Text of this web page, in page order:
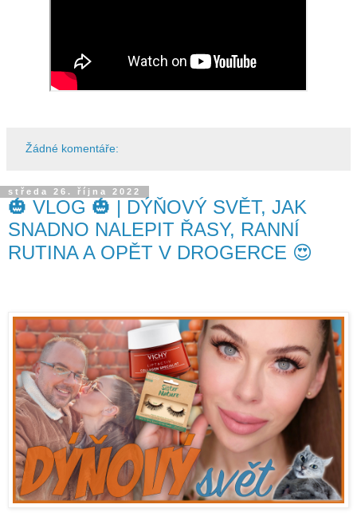
Žádné komentáře:
středa 26. října 2022
🎃 VLOG 🎃 | DÝŇOVÝ SVĚT, JAK
SNADNO NALEPIT ŘASY, RANNÍ
RUTINA A OPĚT V DROGERCE 😍